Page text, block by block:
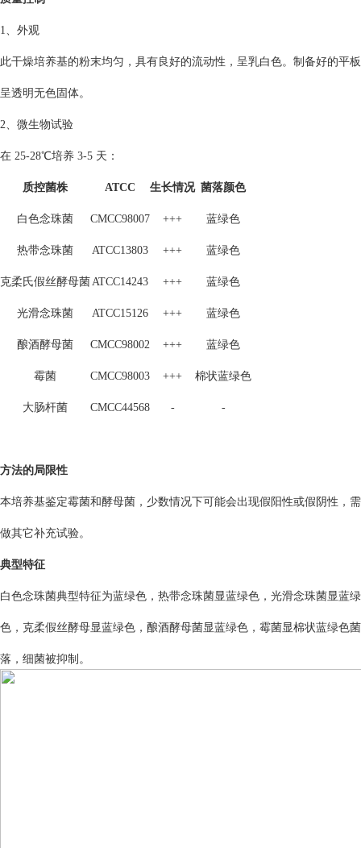
1、外观
此干燥培养基的粉末均匀，具有良好的流动性，呈乳白色。制备好的平板
呈透明无色固体。
2、微生物试验
在 25-28℃培养 3-5 天：
质控菌株 ATCC 生长情况 菌落颜色
白色念珠菌 CMCC98007 +++ 蓝绿色
热带念珠菌 ATCC13803 +++ 蓝绿色
克柔氏假丝酵母菌ATCC14243 +++ 蓝绿色
光滑念珠菌 ATCC15126 +++ 蓝绿色
酿酒酵母菌 CMCC98002 +++ 蓝绿色
霉菌 CMCC98003 +++ 棉状蓝绿色
大肠杆菌 CMCC44568 - -
方法的局限性
本培养基鉴定霉菌和酵母菌，少数情况下可能会出现假阳性或假阴性，需
做其它补充试验。
典型特征
白色念珠菌典型特征为蓝绿色，热带念珠菌显蓝绿色，光滑念珠菌显蓝绿
色，克柔假丝酵母显蓝绿色，酿酒酵母菌显蓝绿色，霉菌显棉状蓝绿色菌
落，细菌被抑制。